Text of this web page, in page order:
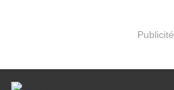
Publicité